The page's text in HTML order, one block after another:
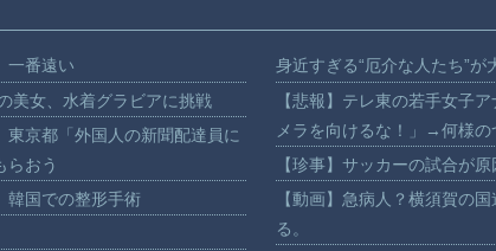
一番遠い
美女、水着グラビアに挑戦
京都「外国人の新聞配達員に
らおう
国での整形手術
身近すぎる“厄介な人たち”が
【悲報】テレ東の若手女子
メラを向けるな！」→何様
【珍事】サッカーの試合が
【動画】急病人？横須賀の
る。